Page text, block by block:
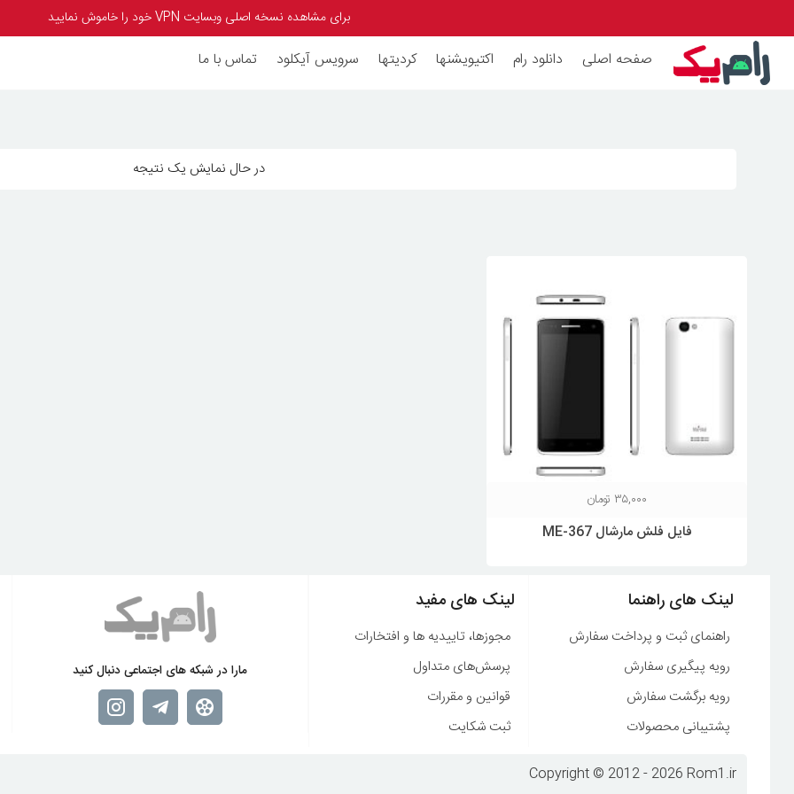
برای مشاهده نسخه اصلی وبسایت VPN خود را خاموش نمایید
صفحه اصلی دانلود رام اکتیویشنها کردیتها سرویس آیکلود تماس با ما
در حال نمایش یک نتیجه
فایل فلش مارشال ME-367
۳۵,۰۰۰ تومان
لینک های راهنما
راهنمای ثبت و پرداخت سفارش
رویه پیگیری سفارش
رویه برگشت سفارش
پشتیبانی محصولات
لینک های مفید
مجوزها، تاییدیه ها و افتخارات
پرسش‌های متداول
قوانین و مقررات
ثبت شکایت
مارا در شبکه های اجتماعی دنبال کنید
Copyright © 2012 - 2026 Rom1.ir